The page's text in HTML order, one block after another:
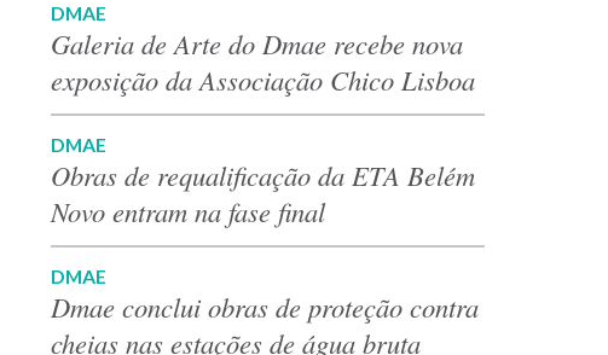
DMAE
Galeria de Arte do Dmae recebe nova
exposição da Associação Chico Lisboa
DMAE
Obras de requalificação da ETA Belém
Novo entram na fase final
DMAE
Dmae conclui obras de proteção contra
cheias nas estações de água bruta